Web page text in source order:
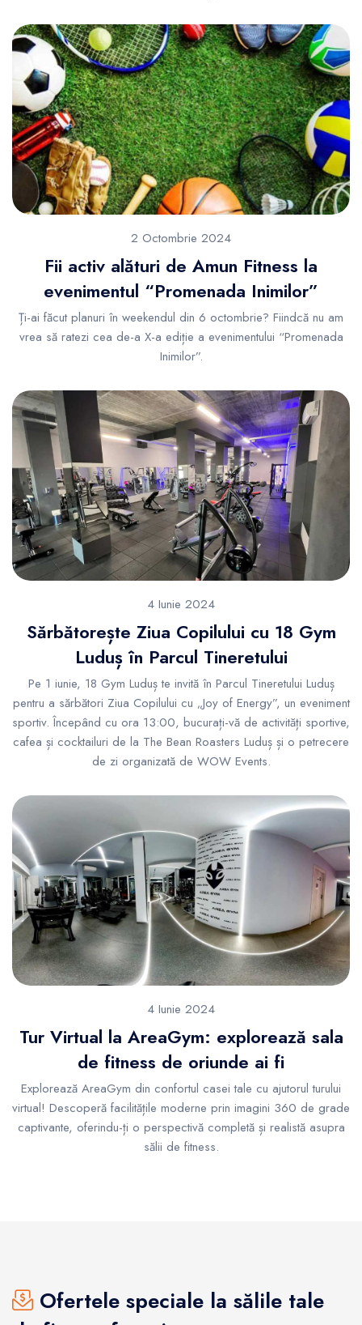
2 Octombrie 2024
Fii activ alături de Amun Fitness la
evenimentul “Promenada Inimilor”
Ți-ai făcut planuri în weekendul din 6 octombrie? Fiindcă nu am
vrea să ratezi cea de-a X-a ediție a evenimentului “Promenada
Inimilor”.
4 Iunie 2024
Sărbătorește Ziua Copilului cu 18 Gym
Luduș în Parcul Tineretului
Pe 1 iunie, 18 Gym Luduș te invită în Parcul Tineretului Luduș
pentru a sărbători Ziua Copilului cu „Joy of Energy”, un eveniment
sportiv. Începând cu ora 13:00, bucurați-vă de activități sportive,
cafea și cocktailuri de la The Bean Roasters Luduș și o petrecere
de zi organizată de WOW Events.
4 Iunie 2024
Tur Virtual la AreaGym: explorează sala
de fitness de oriunde ai fi
Explorează AreaGym din confortul casei tale cu ajutorul turului
virtual! Descoperă facilitățile moderne prin imagini 360 de grade
captivante, oferindu-ți o perspectivă completă și realistă asupra
sălii de fitness.
Ofertele speciale la sălile tale